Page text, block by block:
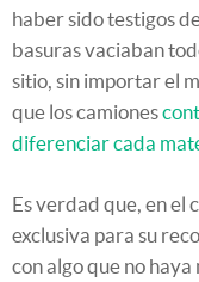
haber sido testigos
basuras vaciaban
sitio, sin importar el
que los camiones
diferenciar cada
Es verdad que, en el
exclusiva para su
con algo que no